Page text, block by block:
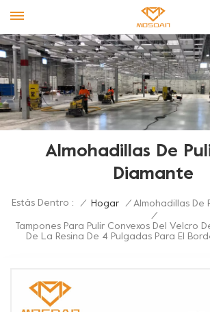
Almohadillas De
Diamante
Estás Dentro : / Hogar / Almohadillas De
/
Tampones Para Pulir Convexos Del Velcro
De La Resina De 4 Pulgadas Para El